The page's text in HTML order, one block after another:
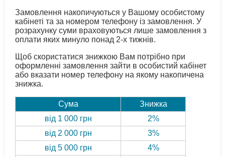
Замовлення накопичуються у Вашому особистому
кабінеті та за номером телефону із замовлення. У
розрахунку суми враховуються лише замовлення з
оплати яких минуло понад 2-х тижнів.
Щоб скористатися знижкою Вам потрібно при
оформленні замовлення зайти в особистий кабінет
або вказати номер телефону на якому накопичена
знижка.
Сума
Знижка
від 1 000 грн
2%
від 2 000 грн
3%
від 5 000 грн
4%